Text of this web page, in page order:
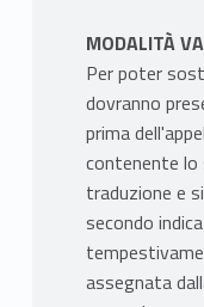
MODALITÀ
Per poter
dovranno
prima
contenente lo
traduzione e
secondo
assegnata